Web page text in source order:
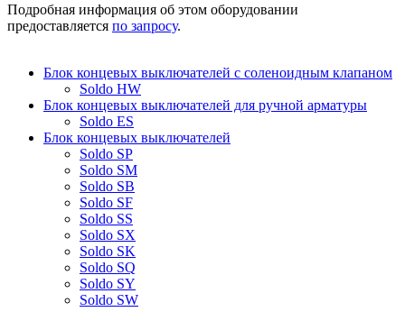
Подробная информация об этом оборудовании
предоставляется по запросу.
Блок концевых выключателей с соленоидным клапаном
Soldo HW
Блок концевых выключателей для ручной арматуры
Soldo ES
Блок концевых выключателей
Soldo SP
Soldo SM
Soldo SB
Soldo SF
Soldo SS
Soldo SX
Soldo SK
Soldo SQ
Soldo SY
Soldo SW